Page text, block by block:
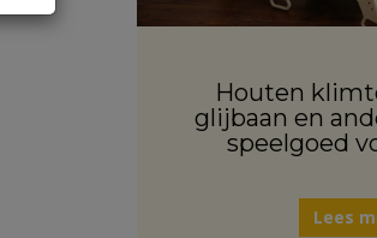
Houten
glijbaan en
speelgoed
Lees